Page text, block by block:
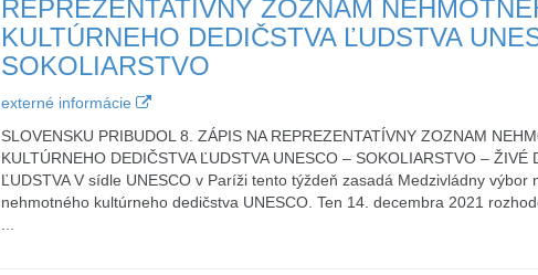
REPREZENTATÍVNY ZOZNAM
KULTÚRNEHO DEDIČSTVA ĽUDSTVA
SOKOLIARSTVO
externé informácie
SLOVENSKU PRIBUDOL 8. ZÁPIS NA REPREZENTATÍVNY ZOZNAM
KULTÚRNEHO DEDIČSTVA ĽUDSTVA UNESCO – SOKOLIARSTVO – ŽIVÉ
ĽUDSTVA V sídle UNESCO v Paríži tento týždeň zasadá Medzivládny výbor
nehmotného kultúrneho dedičstva UNESCO. Ten 14. decembra 2021